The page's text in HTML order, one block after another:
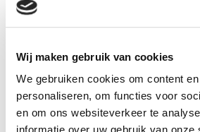
Wij maken gebruik van cookies
We gebruiken cookies om content
personaliseren, om functies voor
en om ons websiteverkeer te
EEN NIEUWE WEBSITE
Tijd voor
Als u dit bericht leest, dan heeft de
website geheel vernieuwd. Met
deze in samenwerking met een
ontwikkeld. Wij hebben hard